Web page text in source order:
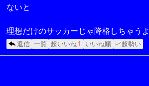
ないと
理想だけのサッカーじゃ降格しちゃうよ
返信 一覧 超いいね 1 いいね順 📈超勢い